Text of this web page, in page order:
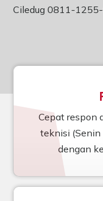
Ciledug 0811-
Cepat respon
teknisi (Senin
dengan